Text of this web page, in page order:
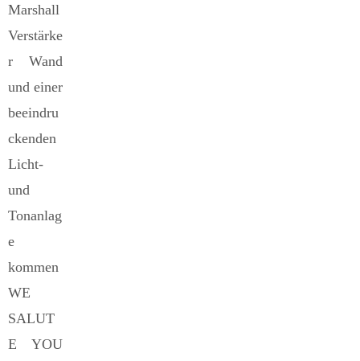
Marshall
Verstärke
r Wand
und einer
beeindru
ckenden
Licht-
und
Tonanlag
e
kommen
WE
SALUT
E YOU